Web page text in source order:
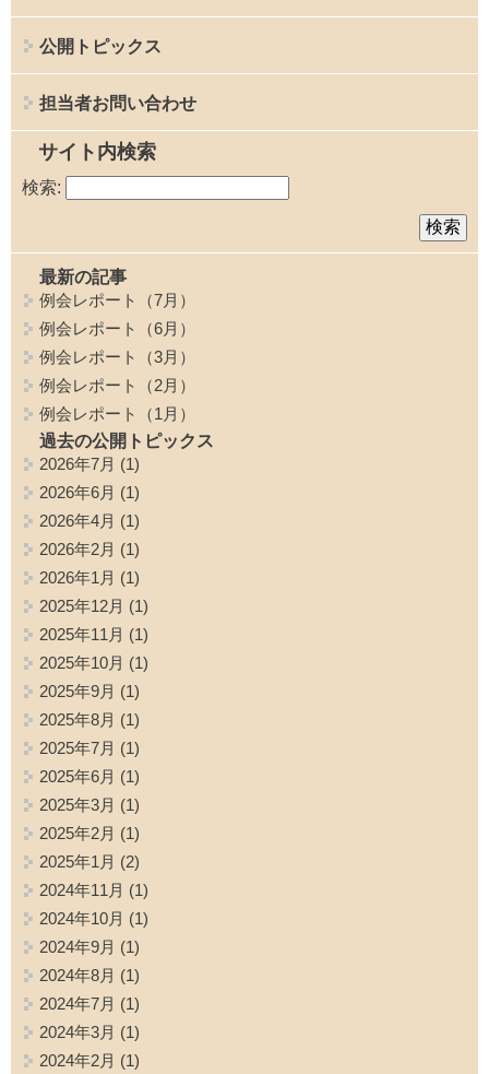
公開トピックス
担当者お問い合わせ
サイト内検索
検索:
最新の記事
例会レポート（7月）
例会レポート（6月）
例会レポート（3月）
例会レポート（2月）
例会レポート（1月）
過去の公開トピックス
2026年7月 (1)
2026年6月 (1)
2026年4月 (1)
2026年2月 (1)
2026年1月 (1)
2025年12月 (1)
2025年11月 (1)
2025年10月 (1)
2025年9月 (1)
2025年8月 (1)
2025年7月 (1)
2025年6月 (1)
2025年3月 (1)
2025年2月 (1)
2025年1月 (2)
2024年11月 (1)
2024年10月 (1)
2024年9月 (1)
2024年8月 (1)
2024年7月 (1)
2024年3月 (1)
2024年2月 (1)